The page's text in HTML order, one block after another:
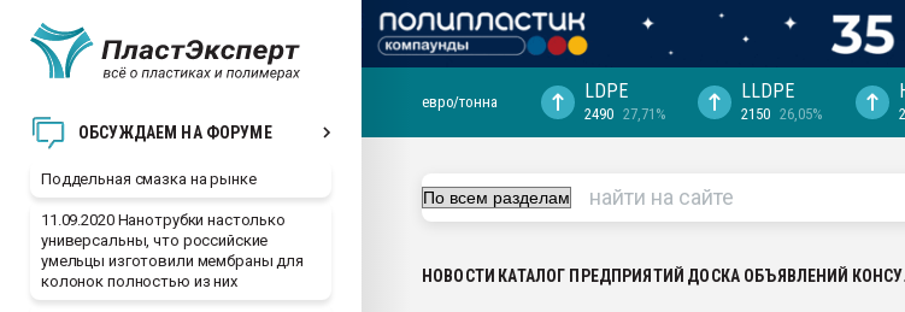
ОБСУЖДАЕМ НА ФОРУМЕ
Поддельная смазка на рынке
11.09.2020 Нанотрубки настолько
универсальны, что российские
умельцы изготовили мембраны для
колонок полностью из них
ближайшее подмосковье, с.-в.
Подмосковье, Москва
первый план в переработке
евро/тонна LDPE
2490 27,71%
LLDPE
2150 26,05%
НОВОСТИ КАТАЛОГ ПРЕДПРИЯТИЙ ДОСКА ОБЪЯВЛЕНИЙ